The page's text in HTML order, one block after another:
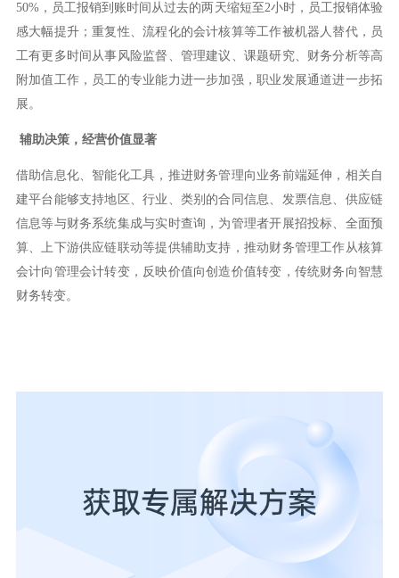
50%，员工报销到账时间从过去的两天缩短至2小时，员工报销体验
感大幅提升；重复性、流程化的会计核算等工作被机器人替代，员
工有更多时间从事风险监督、管理建议、课题研究、财务分析等高
附加值工作，员工的专业能力进一步加强，职业发展通道进一步拓
展。
辅助决策，经营价值显著
借助信息化、智能化工具，推进财务管理向业务前端延伸，相关自
建平台能够支持地区、行业、类别的合同信息、发票信息、供应链
信息等与财务系统集成与实时查询，为管理者开展招投标、全面预
算、上下游供应链联动等提供辅助支持，推动财务管理工作从核算
会计向管理会计转变，反映价值向创造价值转变，传统财务向智慧
财务转变。